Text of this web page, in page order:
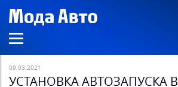
09.03.2021
УСТАНОВКА АВТОЗАПУСКА В